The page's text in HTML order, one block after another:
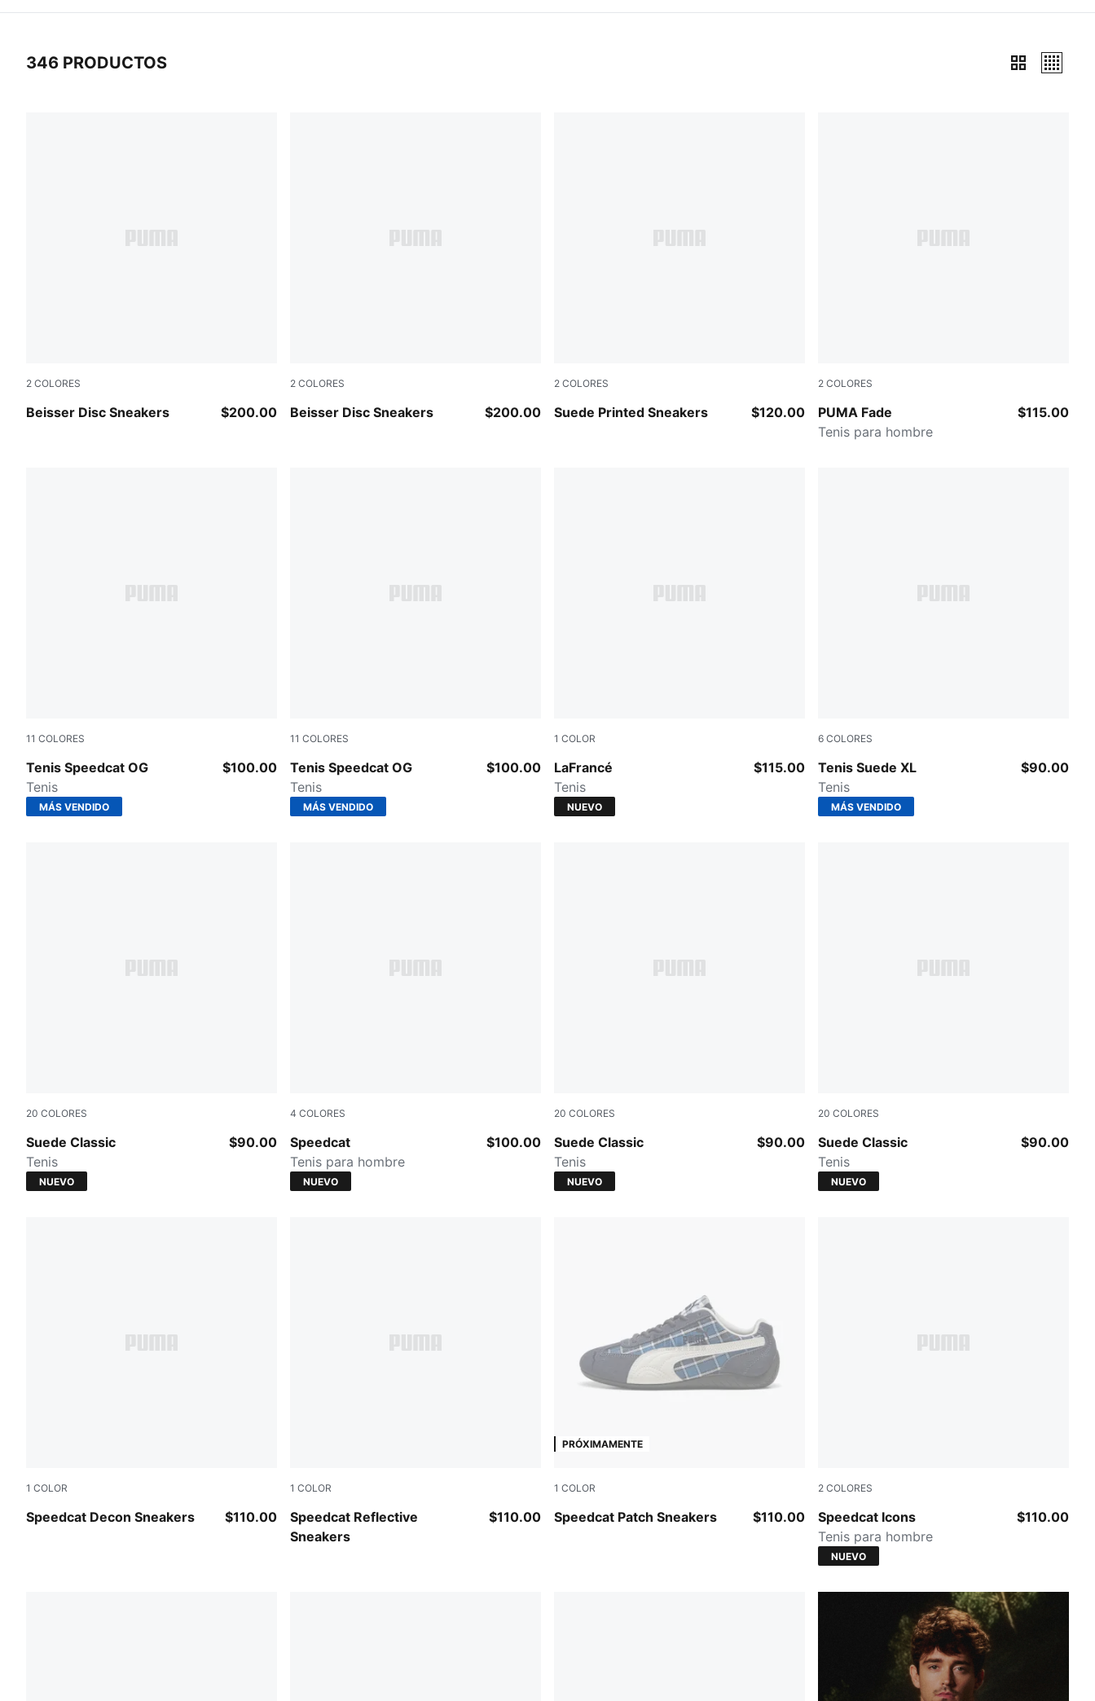
346 PRODUCTOS
2 COLORES
Beisser Disc Sneakers
Stormy Slate-PUMA Black $200.00
2 COLORES
Beisser Disc Sneakers
New Navy-PUMA Black $200.00
2 COLORES
Suede Printed Sneakers
Pink Lilac-PUMA Red $120.00
2 COLORES
PUMA Fade
Herb Garden-Buttercream
Tenis para hombre
$115.00
11 COLORES
Tenis Speedcat OG
Puma Black-Puma White
Tenis
$100.00
MÁS VENDIDO
11 COLORES
Tenis Speedcat OG
Shadow Gray-PUMA Black
Tenis
$100.00
MÁS VENDIDO
1 COLOR
LaFrancé
PUMA Black-Gray Sky
Tenis
$115.00
NUEVO
6 COLORES
Tenis Suede XL
Puma Black-Puma White
Tenis
$90.00
MÁS VENDIDO
20 COLORES
Suede Classic
PUMA Navy-PUMA White
Tenis
$90.00
NUEVO
4 COLORES
Speedcat
Mouse Gray-PUMA Black
Tenis para hombre
$100.00
NUEVO
20 COLORES
Suede Classic
Cayenne Pepper-PUMA White
Tenis
$90.00
NUEVO
20 COLORES
Suede Classic
Haute Coffee-PUMA White
Tenis
$90.00
NUEVO
1 COLOR
Speedcat Decon Sneakers
PUMA Black-Warm White $110.00
1 COLOR
Speedcat Reflective
Sneakers
PUMA Black-Ultra Blue $110.00
PRÓXIMAMENTE
1 COLOR
Speedcat Patch Sneakers
New Navy-Warm White $110.00
2 COLORES
Speedcat Icons
Frosted Ivory-PUMA Black
Tenis para hombre
$110.00
NUEVO